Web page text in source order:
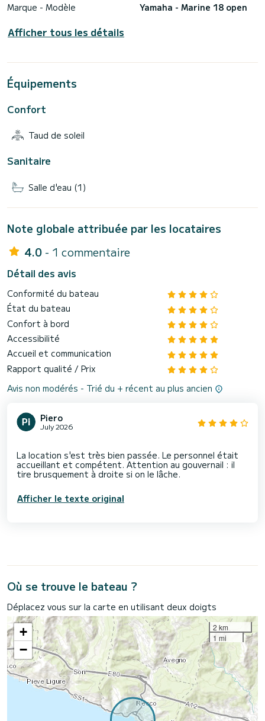
Marque - Modèle
Yamaha - Marine 18 open
Afficher tous les détails
Équipements
Confort
Taud de soleil
Sanitaire
Salle d'eau (1)
Note globale attribuée par les locataires
4.0 - 1 commentaire
Détail des avis
Conformité du bateau
État du bateau
Confort à bord
Accessibilité
Accueil et communication
Rapport qualité / Prix
Avis non modérés - Trié du + récent au plus ancien
Piero
July 2026
La location s'est très bien passée. Le personnel était
accueillant et compétent. Attention au gouvernail : il
Afficher le texte original
Où se trouve le bateau ?
Déplacez vous sur la carte en utilisant deux doigts
+
−
2 km
1 mi